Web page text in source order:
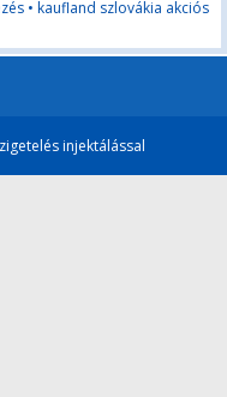
• kaufland szlovákia akciós
injektálással